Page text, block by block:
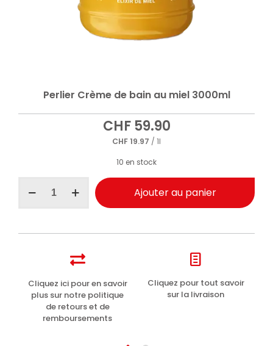
Perlier Crème de bain au miel 3000ml
CHF59.90
CHF19.97 / 1l
10 en stock
Ajouter au panier
Cliquez ici pour en savoir
plus sur notre politique
de retours et de
remboursements
Cliquez pour tout savoir
sur la livraison